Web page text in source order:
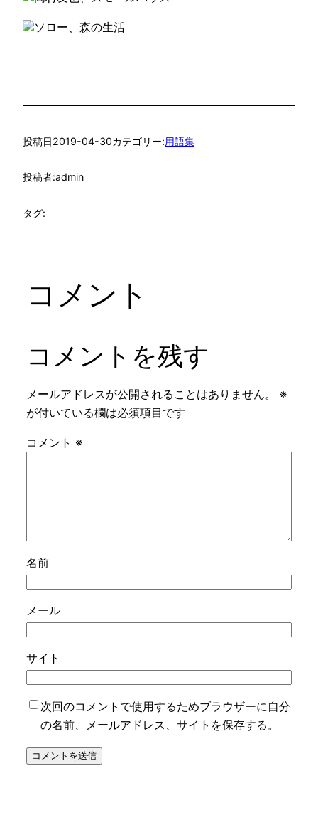
ソロー、森の生活
投稿日2019-04-30カテゴリー:用語集
投稿者:admin
タグ:
コメント
コメントを残す
メールアドレスが公開されることはありません。
※
が付いている欄は必須項目です
コメント ※
名前
メール
サイト
次回のコメントで使用するためブラウザーに自分
の名前、メールアドレス、サイトを保存する。